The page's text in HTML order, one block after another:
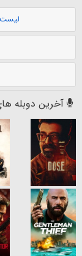
لیست
آخرین دوبله